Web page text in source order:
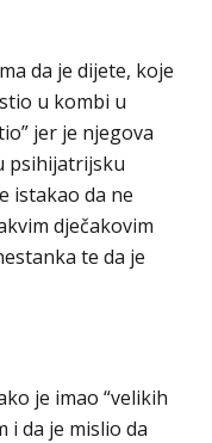
da je dijete, koje
u kombi u
jer je njegova
psihijatrijsku
istakao da ne
dječakovim
te da je
je imao “velikih
i da je mislio da